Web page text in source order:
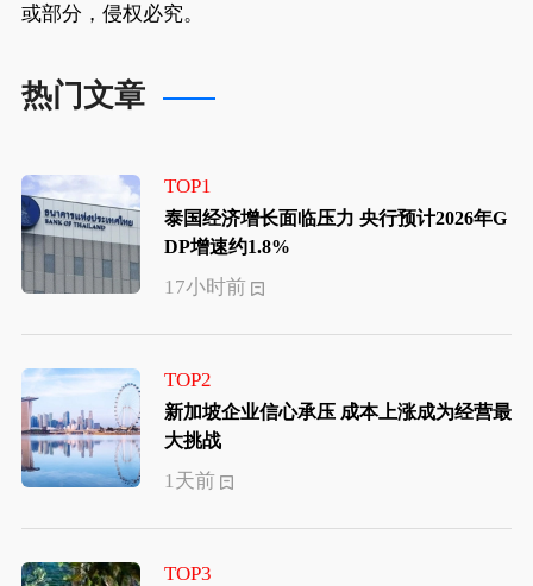
或部分，侵权必究。
热门文章
TOP1
泰国经济增长面临压力 央行预计2026年G
DP增速约1.8%
17小时前
TOP2
新加坡企业信心承压 成本上涨成为经营最
大挑战
1天前
TOP3